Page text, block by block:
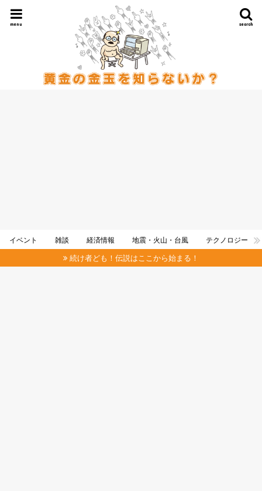
search
menu
イベント 雑談 経済情報 地震・火山・台風 テクノロジー
続け者ども！伝説はここから始まる！